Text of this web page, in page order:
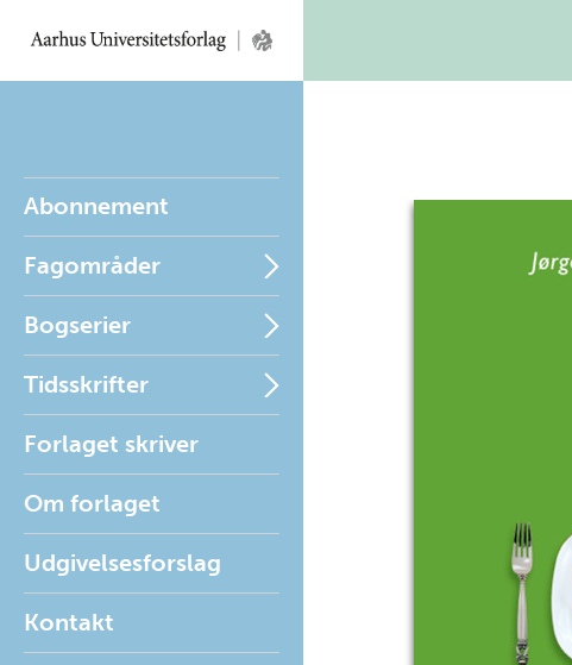
Abonnement
Fagområder
Bogserier
Tidsskrifter
Forlaget skriver
Om forlaget
Udgivelsesforslag
Kontakt